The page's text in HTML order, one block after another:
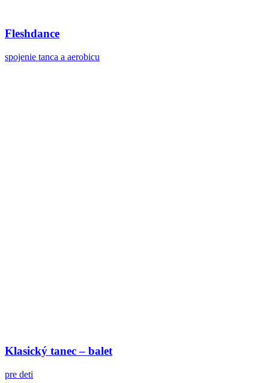
Fleshdance
spojenie tanca a aerobicu
Klasický tanec – balet
pre deti